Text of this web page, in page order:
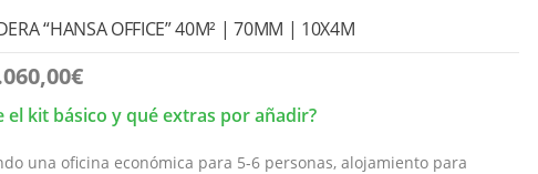
“HANSA OFFICE” 40M² | 70MM | 10X4M
€
el kit básico y qué extras por añadir?
una oficina económica para 5-6 personas, alojamiento para